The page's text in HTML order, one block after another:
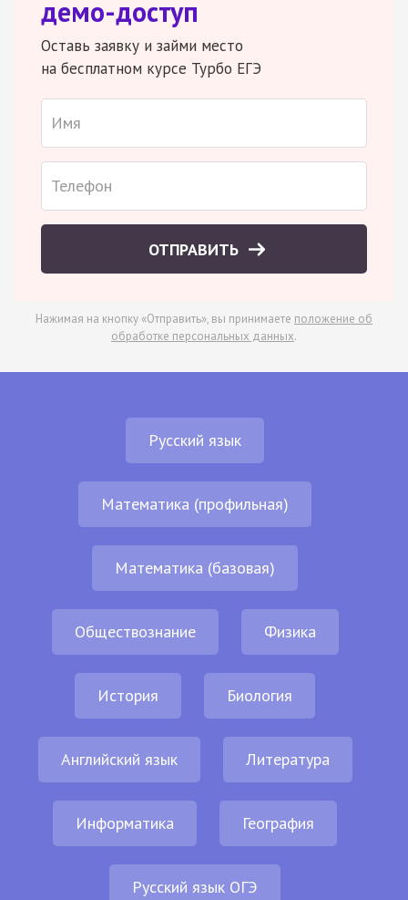
демо-доступ
Оставь заявку и займи место
на бесплатном курсе Турбо ЕГЭ
ОТПРАВИТЬ
Нажимая на кнопку «Отправить», вы принимаете положение об
обработке персональных данных.
Русский язык
Математика (профильная)
Математика (базовая)
Обществознание Физика
История Биология
Английский язык Литература
Информатика География
Русский язык ОГЭ